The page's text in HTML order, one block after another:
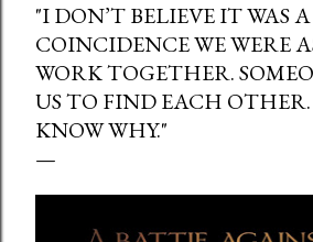
"I DON’T BELIEVE IT WAS A
COINCIDENCE WE WERE
WORK TOGETHER.
US TO FIND EACH
KNOW WHY."